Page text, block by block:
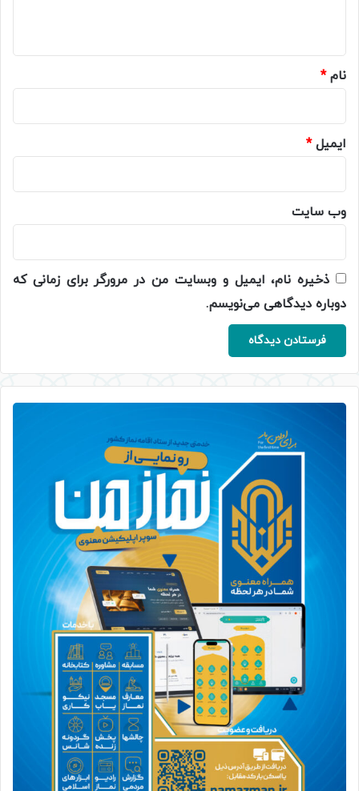
نام*
ایمیل*
وب‌ سایت
ذخیره نام، ایمیل و وبسایت من در مرورگر برای زمانی که
دوباره دیدگاهی می‌نویسم.